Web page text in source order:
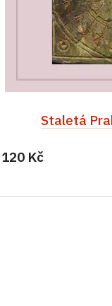
Staletá
120 Kč